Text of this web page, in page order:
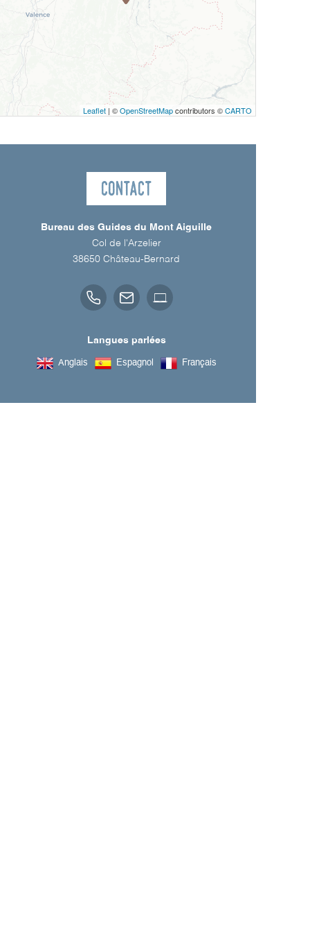
Leaflet | ©OpenStreetMapcontributors ©CARTO
Contact
Bureau des Guides du Mont Aiguille
Col de l'Arzelier
38650 Château-Bernard
Langues parlées
Anglais Espagnol Français